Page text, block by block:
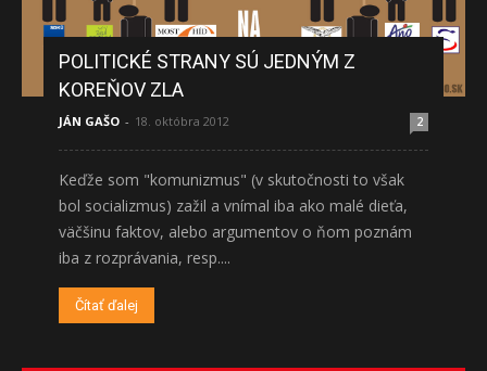
POLITICKÉ STRANY SÚ JEDNÝM Z
KOREŇOV ZLA
JÁN GAŠO - 18. októbra 2012 2
Keďže som "komunizmus" (v skutočnosti to však
bol socializmus) zažil a vnímal iba ako malé dieťa,
väčšinu faktov, alebo argumentov o ňom poznám
iba z rozprávania, resp....
Čítať ďalej